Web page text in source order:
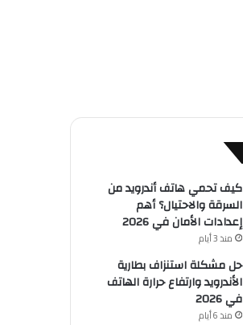
كيف تحمي هاتف أندرويد من
السرقة والاحتيال؟ أهم
إعدادات الأمان في 2026
منذ 3 أيام
حل مشكلة استنزاف بطارية
الأندرويد وارتفاع حرارة الهاتف
في 2026
منذ 6 أيام